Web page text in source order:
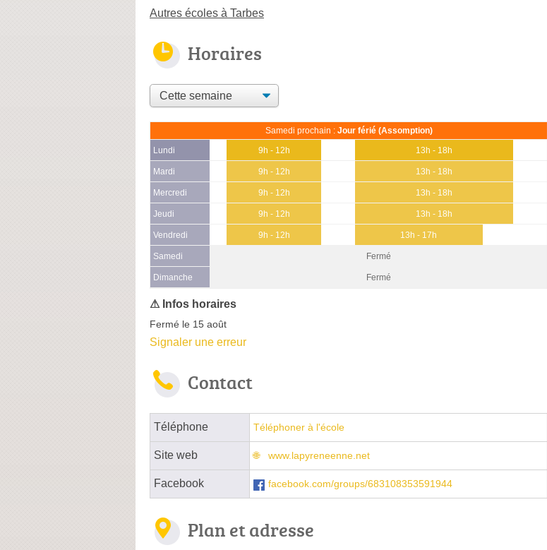
Autres écoles à Tarbes
Horaires
Samedi prochain : Jour férié (Assomption)
Lundi 9h - 12h 13h - 18h
Mardi 9h - 12h 13h - 18h
Mercredi 9h - 12h 13h - 18h
Jeudi 9h - 12h 13h - 18h
Vendredi 9h - 12h 13h - 17h
Samedi
(15 août)
Fermé
Dimanche Fermé
Fermé le 15 août
Signaler une erreur
Contact
Téléphone Téléphoner à l'école
Site web www.lapyreneenne.net
Facebook facebook.com/groups/683108353591944
Plan et adresse